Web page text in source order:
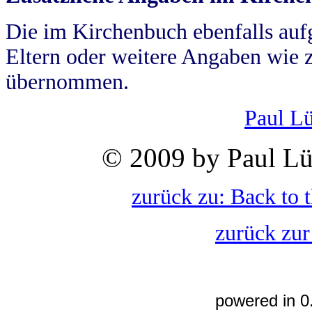
Die im Kirchenbuch ebenfalls
Eltern oder weitere Angaben wie
übernommen.
Paul
© 2009 by Paul
zurück zu: Back to
zurück
powered in